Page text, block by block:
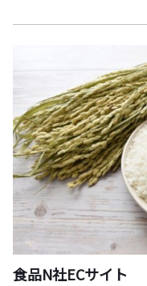
食品N社ECサイト